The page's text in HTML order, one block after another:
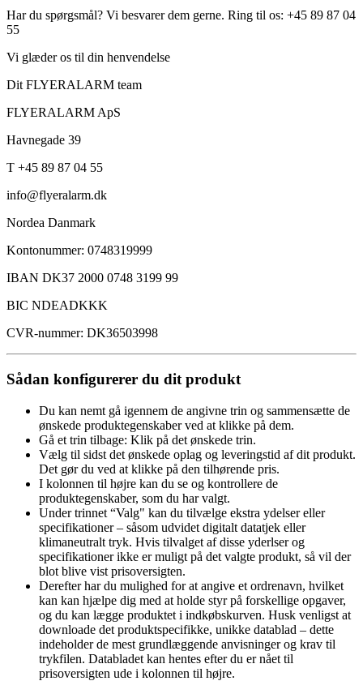
Har du spørgsmål? Vi besvarer dem gerne. Ring til os: +45 89 87 04
55
Vi glæder os til din henvendelse
Dit FLYERALARM team
FLYERALARM ApS
Havnegade 39
T +45 89 87 04 55
info@flyeralarm.dk
Nordea Danmark
Kontonummer: 0748319999
IBAN DK37 2000 0748 3199 99
BIC NDEADKKK
CVR-nummer: DK36503998
Sådan konfigurerer du dit produkt
Du kan nemt gå igennem de angivne trin og sammensætte de
ønskede produktegenskaber ved at klikke på dem.
Gå et trin tilbage: Klik på det ønskede trin.
Vælg til sidst det ønskede oplag og leveringstid af dit produkt.
Det gør du ved at klikke på den tilhørende pris.
I kolonnen til højre kan du se og kontrollere de
produktegenskaber, som du har valgt.
Under trinnet “Valg" kan du tilvælge ekstra ydelser eller
specifikationer – såsom udvidet digitalt datatjek eller
klimaneutralt tryk. Hvis tilvalget af disse yderlser og
specifikationer ikke er muligt på det valgte produkt, så vil der
blot blive vist prisoversigten.
Derefter har du mulighed for at angive et ordrenavn, hvilket
kan kan hjælpe dig med at holde styr på forskellige opgaver,
og du kan lægge produktet i indkøbskurven. Husk venligst at
downloade det produktspecifikke, unikke datablad – dette
indeholder de mest grundlæggende anvisninger og krav til
trykfilen. Databladet kan hentes efter du er nået til
prisoversigten ude i kolonnen til højre.